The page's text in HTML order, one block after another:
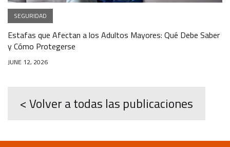
SEGURIDAD
Estafas que Afectan a los Adultos Mayores: Qué Debe Saber
y Cómo Protegerse
JUNE 12, 2026
< Volver a todas las publicaciones